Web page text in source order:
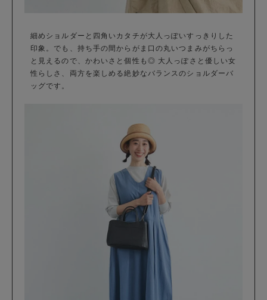
細めショルダーと四角いカタチが大人っぽいすっきりした
印象。でも、持ち手の間からがま口の丸いつまみがちらっ
と見えるので、かわいさと個性も◎ 大人っぽさと優しい女
性らしさ、両方を楽しめる絶妙なバランスのショルダーバ
ッグです。